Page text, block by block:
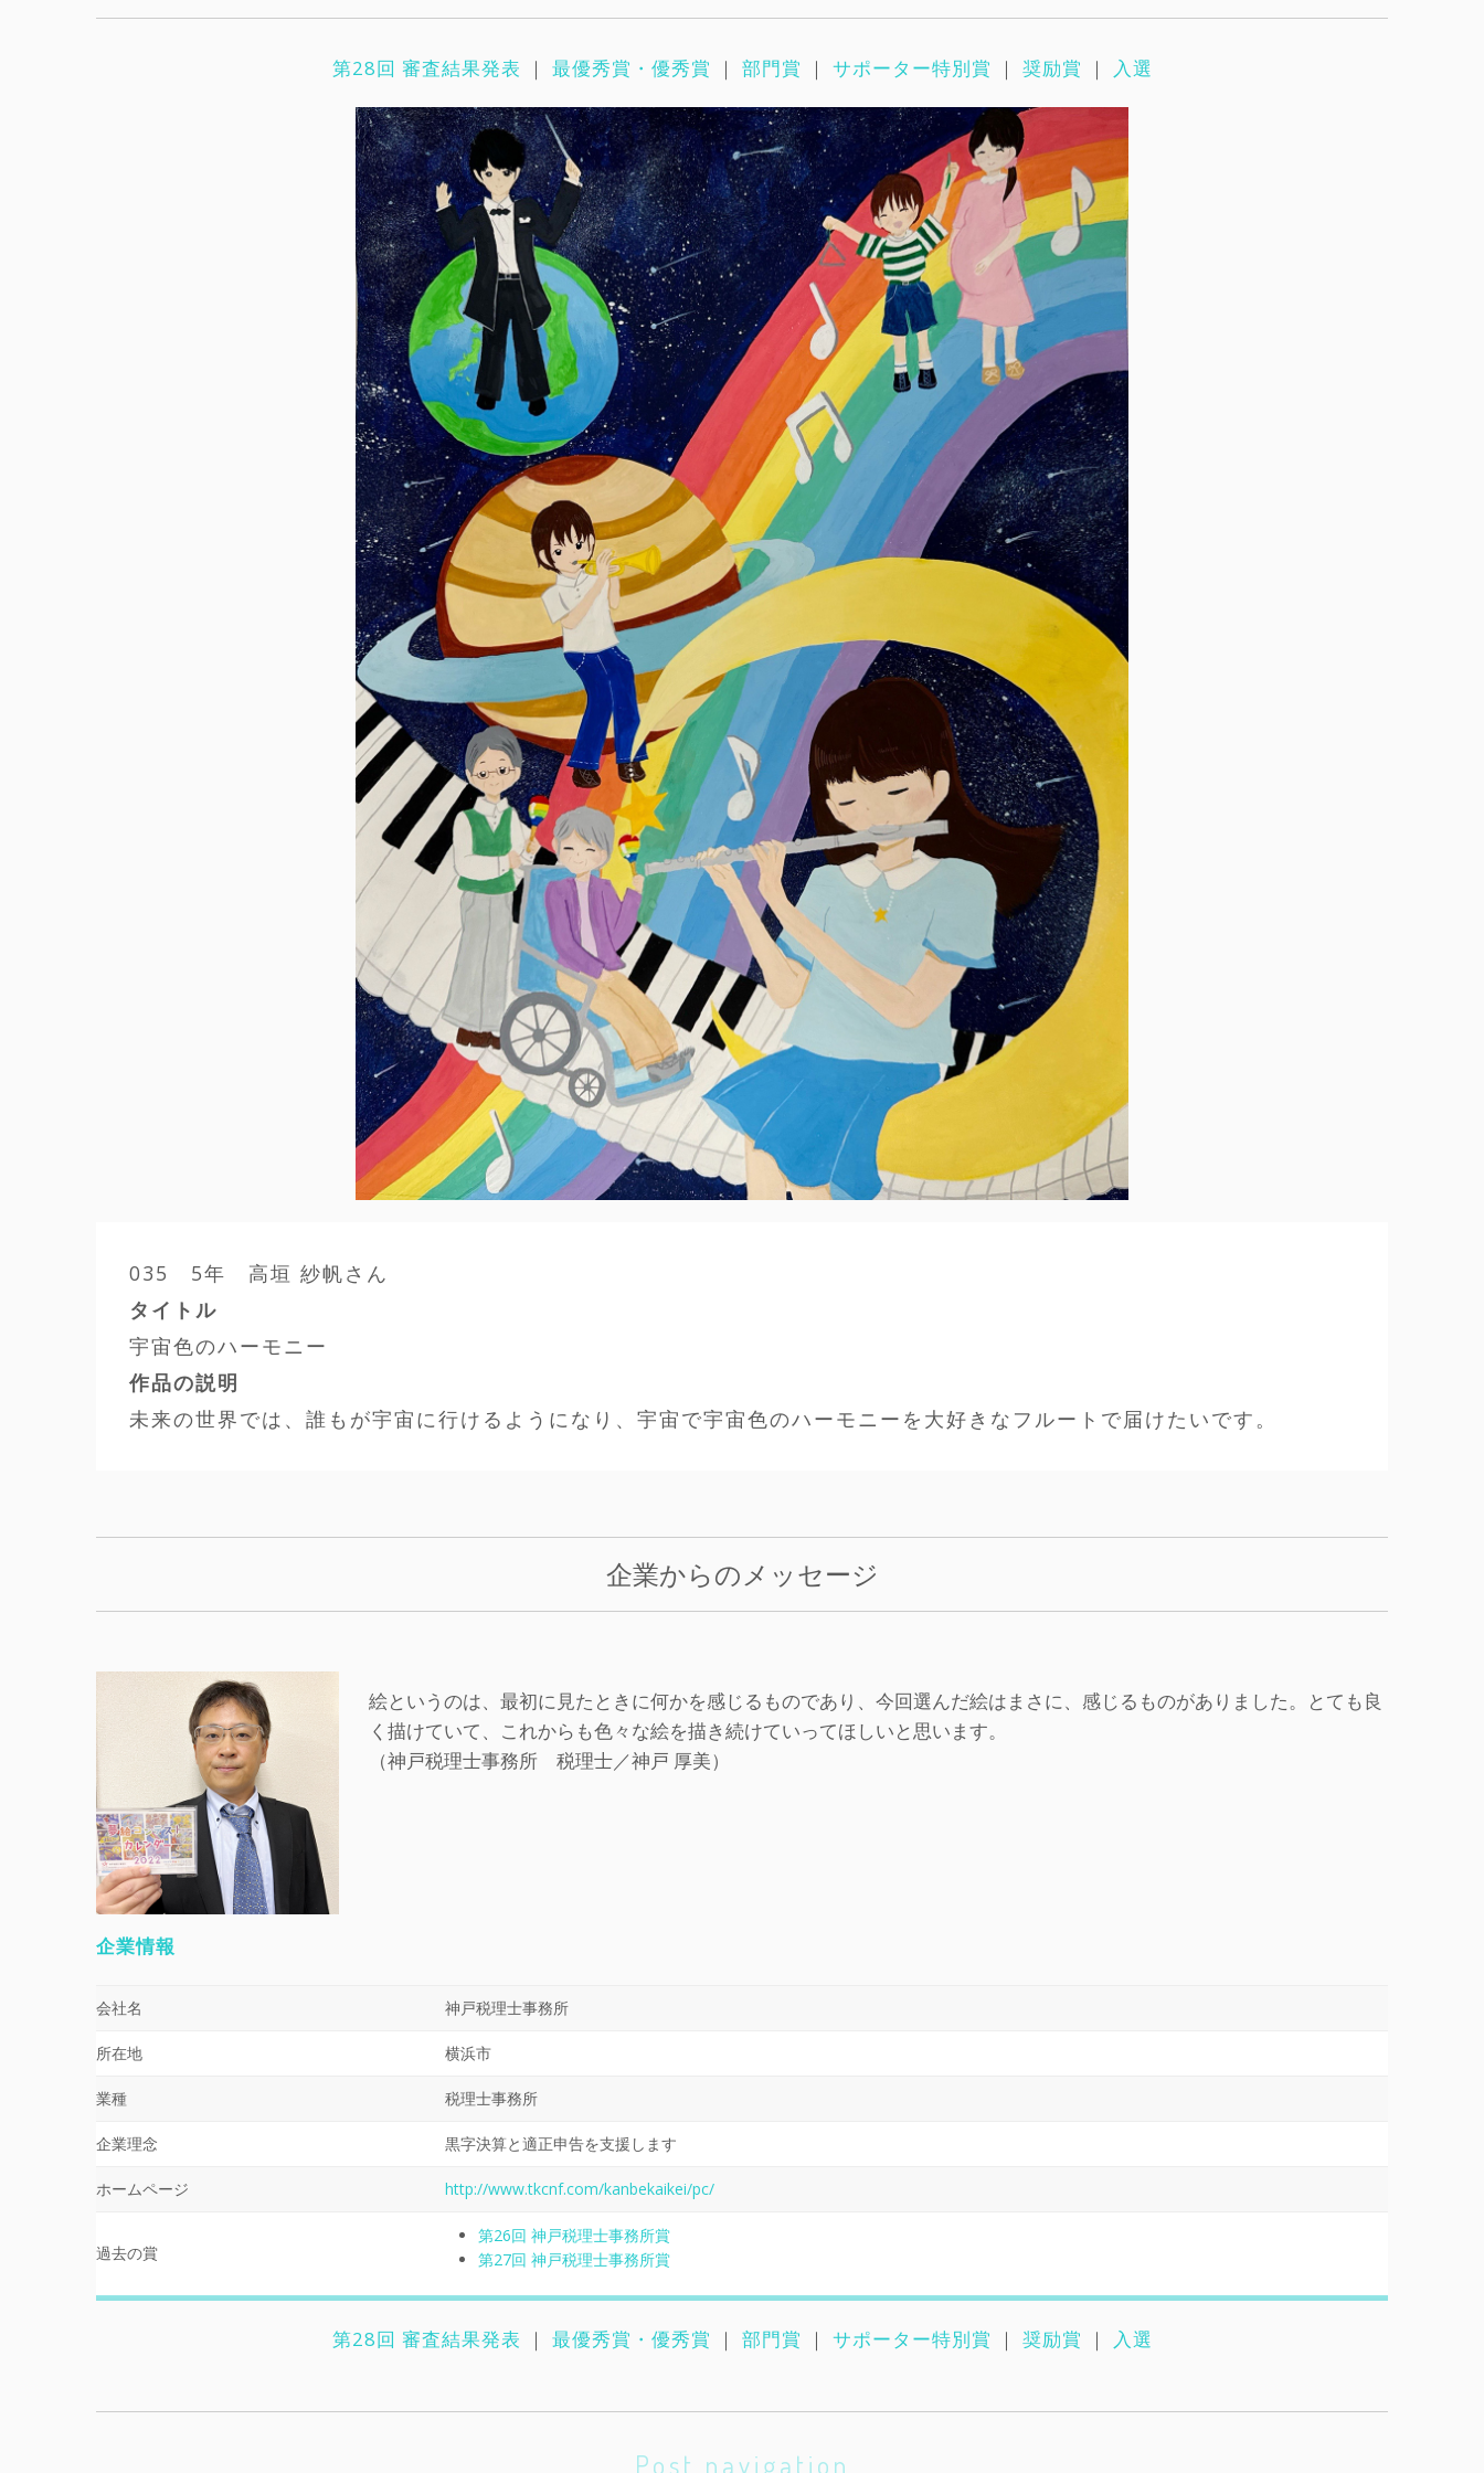
第28回 審査結果発表 ｜ 最優秀賞・優秀賞 ｜ 部門賞 ｜ サポーター特別賞 ｜ 奨励賞 ｜ 入選
035 5年 高垣 紗帆さん
タイトル
宇宙色のハーモニー
作品の説明
未来の世界では、誰もが宇宙に行けるようになり、宇宙で宇宙色のハーモニーを大好きなフルートで届けたいです。
企業からのメッセージ
絵というのは、最初に見たときに何かを感じるものであり、今回選んだ絵はまさに、感じるものがありました。とても良
く描けていて、これからも色々な絵を描き続けていってほしいと思います。
（神戸税理士事務所 税理士／神戸 厚美）
企業情報
会社名 神戸税理士事務所
所在地 横浜市
業種 税理士事務所
企業理念 黒字決算と適正申告を支援します
ホームページ http://www.tkcnf.com/kanbekaikei/pc/
過去の賞
第26回 神戸税理士事務所賞
第27回 神戸税理士事務所賞
第28回 審査結果発表 ｜ 最優秀賞・優秀賞 ｜ 部門賞 ｜ サポーター特別賞 ｜ 奨励賞 ｜ 入選
Post navigation